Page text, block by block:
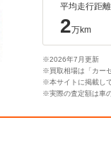
平均走行距離
2万km
※2026年7月更新
※買取相場は「カー
※本サイトに掲載し
※実際の査定額は車